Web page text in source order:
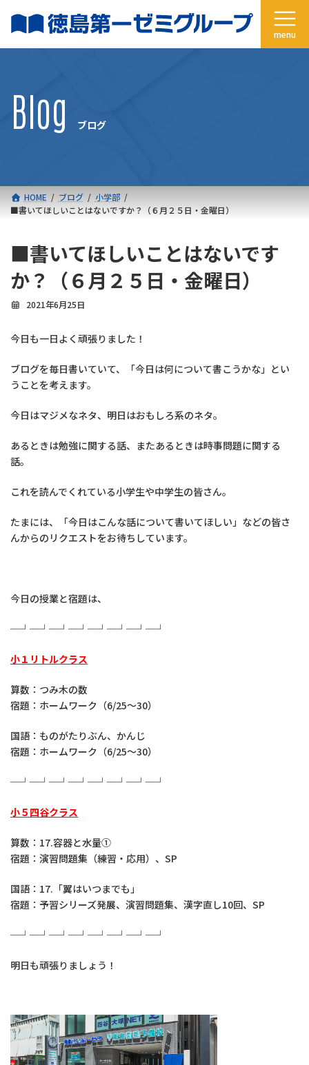
ン
ー
Blog ブログ
HOME ブログ
小学部
■書いてほしいことはないですか？（６月２５日・金曜日）
■書いてほしいことはないです
か？（６月２５日・金曜日）
2021年6月25日
今日も一日よく頑張りました！
ブログを毎日書いていて、「今日は何について書こうかな」とい
うことを考えます。
今日はマジメなネタ、明日はおもしろ系のネタ。
あるときは勉強に関する話、またあるときは時事問題に関する
話。
これを読んでくれている小学生や中学生の皆さん。
たまには、「今日はこんな話について書いてほしい」などの皆さ
んからのリクエストをお待ちしています。
今日の授業と宿題は、
─┘─┘─┘─┘─┘─┘─┘─┘
小１リトルクラス
算数：つみ木の数
宿題：ホームワーク（6/25～30）
国語：ものがたりぶん、かんじ
宿題：ホームワーク（6/25～30）
─┘─┘─┘─┘─┘─┘─┘─┘
小５四谷クラス
算数：17.容器と水量①
宿題：演習問題集（練習・応用）、SP
国語：17.「翼はいつまでも」
宿題：予習シリーズ発展、演習問題集、漢字直し10回、SP
─┘─┘─┘─┘─┘─┘─┘─┘
明日も頑張りましょう！